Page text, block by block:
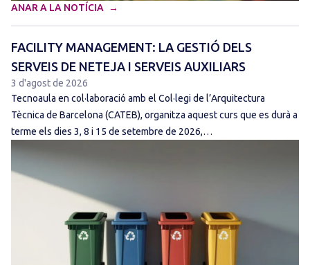
ANAR A LA NOTÍCIA
FACILITY MANAGEMENT: LA GESTIÓ DELS
SERVEIS DE NETEJA I SERVEIS AUXILIARS
3 d'agost de 2026
Tecnoaula en col·laboració amb el Col·legi de l’Arquitectura
Tècnica de Barcelona (CATEB), organitza aquest curs que es durà a
terme els dies 3, 8 i 15 de setembre de 2026,…